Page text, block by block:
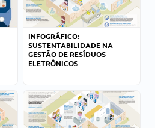
INFOGRÁFICO:
SUSTENTABILIDADE NA
GESTÃO DE RESÍDUOS
ELETRÔNICOS